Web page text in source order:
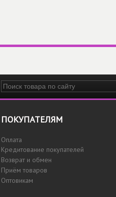
Введите ключевые слова для поиска
ПОКУПАТЕЛЯМ
Оплата
Кредитование покупателей
Возврат и обмен
Приём товаров
Оптовикам